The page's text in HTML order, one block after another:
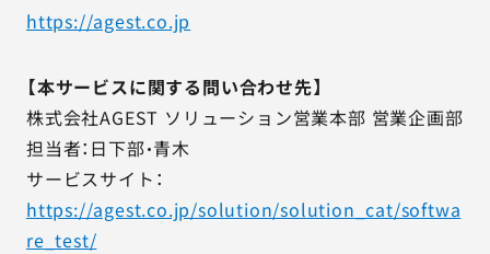
https://agest.co.jp
【本サービスに関する問い合わせ先】
株式会社AGEST ソリューション営業本部 営業企画部
担当者：日下部・青木
サービスサイト：
https://agest.co.jp/solution/solution_cat/softwa
re_test/